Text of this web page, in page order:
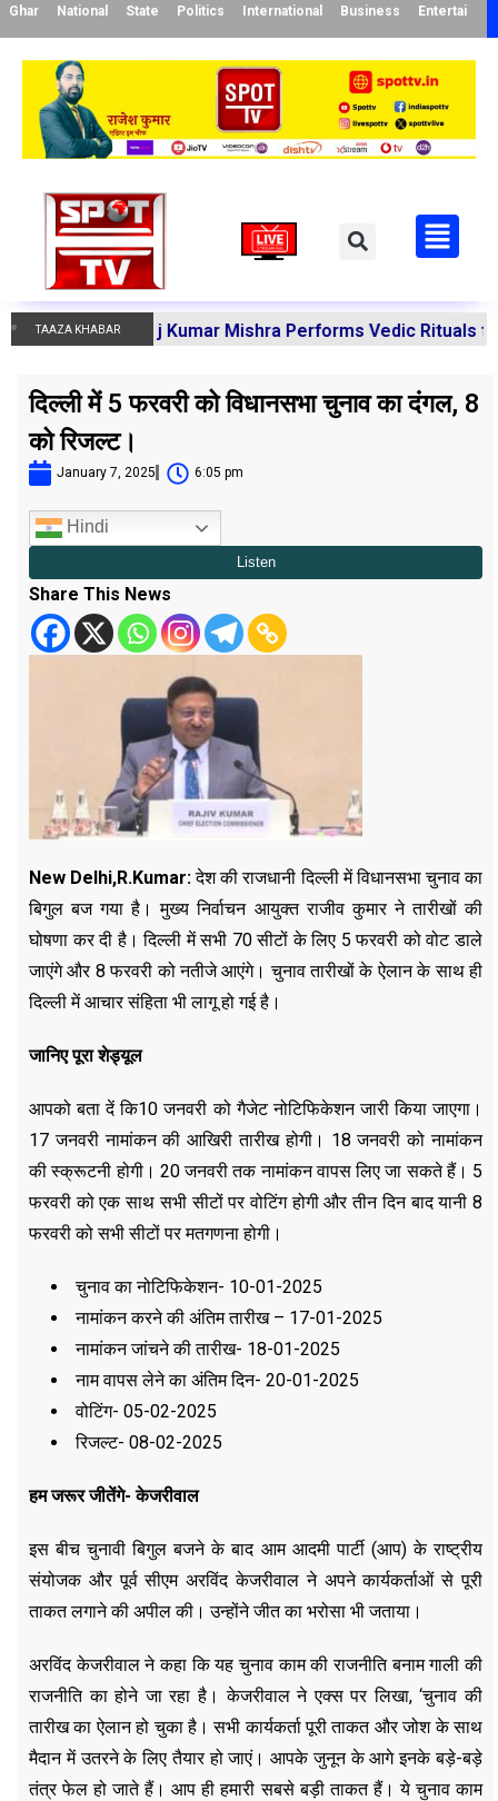
Ghar National State Politics International Business
TAAZA KHABAR
Manoj Kumar Mishra Performs Vedic Rituals for the
दिल्ली में 5 फरवरी को विधानसभा चुनाव का दंगल, 8
को रिजल्ट।
January 7, 2025 6:05 pm
Hindi
Share This News
New Delhi,R.Kumar:देश की राजधानी दिल्ली में विधानसभा चुनाव का
बिगुल बज गया है। मुख्य निर्वाचन आयुक्त राजीव कुमार ने तारीखों की
घोषणा कर दी है। दिल्ली में सभी 70 सीटों के लिए 5 फरवरी को वोट डाले
जाएंगे और 8 फरवरी को नतीजे आएंगे। चुनाव तारीखों के ऐलान के साथ ही
दिल्ली में आचार संहिता भी लागू हो गई है।
जानिए पूरा शेड्यूल
आपको बता दें कि10 जनवरी को गैजेट नोटिफिकेशन जारी किया जाएगा।
17 जनवरी नामांकन की आखिरी तारीख होगी। 18 जनवरी को नामांकन
की स्क्रूटनी होगी। 20 जनवरी तक नामांकन वापस लिए जा सकते हैं। 5
फरवरी को एक साथ सभी सीटों पर वोटिंग होगी और तीन दिन बाद यानी 8
फरवरी को सभी सीटों पर मतगणना होगी।
चुनाव का नोटिफिकेशन- 10-01-2025
नामांकन करने की अंतिम तारीख – 17-01-2025
नामांकन जांचने की तारीख- 18-01-2025
नाम वापस लेने का अंतिम दिन- 20-01-2025
वोटिंग- 05-02-2025
रिजल्ट- 08-02-2025
हम जरूर जीतेंगे- केजरीवाल
इस बीच चुनावी बिगुल बजने के बाद आम आदमी पार्टी (आप) के राष्ट्रीय
संयोजक और पूर्व सीएम अरविंद केजरीवाल ने अपने कार्यकर्ताओं से पूरी
ताकत लगाने की अपील की। उन्होंने जीत का भरोसा भी जताया।
अरविंद केजरीवाल ने कहा कि यह चुनाव काम की राजनीति बनाम गाली की
राजनीति का होने जा रहा है। केजरीवाल ने एक्स पर लिखा, ‘चुनाव की
तारीख का ऐलान हो चुका है। सभी कार्यकर्ता पूरी ताकत और जोश के साथ
मैदान में उतरने के लिए तैयार हो जाएं। आपके जुनून के आगे इनके बड़े-बड़े
तंत्र फेल हो जाते हैं। आप ही हमारी सबसे बड़ी ताकत हैं। ये चुनाव काम